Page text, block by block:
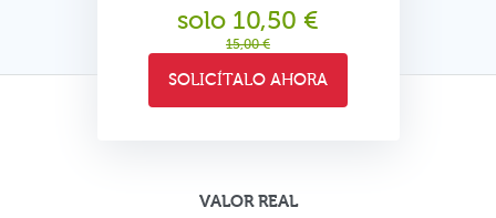
solo 10,50 €
15,00 €
SOLICÍTALO AHORA
VALOR REAL